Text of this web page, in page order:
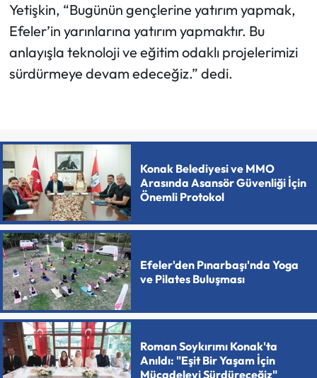
Yetişkin, “Bugünün gençlerine yatırım yapmak,
Efeler’in yarınlarına yatırım yapmaktır. Bu
anlayışla teknoloji ve eğitim odaklı projelerimizi
sürdürmeye devam edeceğiz.” dedi.
Konak Belediyesi ve MMO
Arasında Asansör Güvenliği İçin
Önemli Protokol
Efeler'den Pınarbaşı'nda Yoga
ve Pilates Buluşması
Roman Soykırımı Konak'ta
Anıldı: "Eşit Bir Yaşam İçin
Mücadeleyi Sürdüreceğiz"